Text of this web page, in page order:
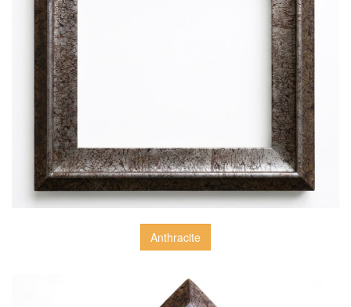
Anthracite